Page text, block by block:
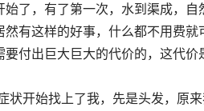
了，有了第一次，水到渠成，自
有这样的好事，什么都不用费就
付出巨大巨大的代价的，这代价
状开始找上了我，先是头发，原